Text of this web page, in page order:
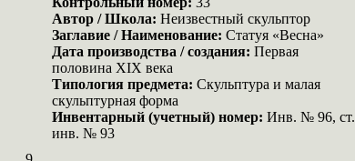
Автор / Школа: Неизвестный скульптор
Заглавие / Наименование: Статуя «Весна»
Дата производства / создания: Первая
половина XIX века
Типология предмета: Скульптура и малая
скульптурная форма
Инвентарный (учетный) номер: Инв. № 96, ст.
инв. № 93